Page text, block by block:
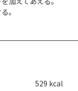
。
529 kcal